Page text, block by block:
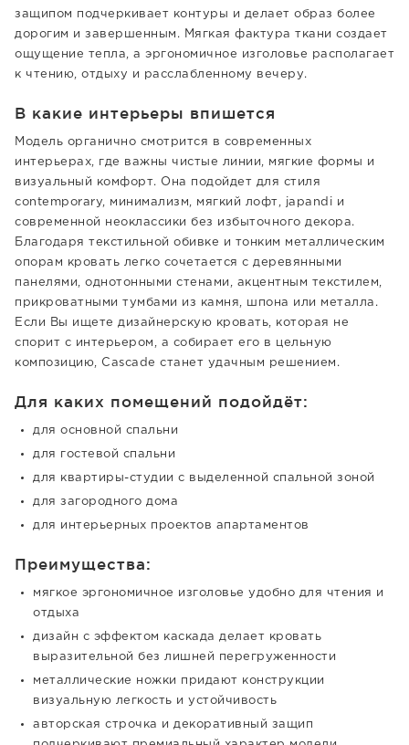
защипом подчеркивает контуры и делает образ более
дорогим и завершенным. Мягкая фактура ткани создает
ощущение тепла, а эргономичное изголовье располагает
к чтению, отдыху и расслабленному вечеру.
В какие интерьеры впишется
Модель органично смотрится в современных
интерьерах, где важны чистые линии, мягкие формы и
визуальный комфорт. Она подойдет для стиля
contemporary, минимализм, мягкий лофт, japandi и
современной неоклассики без избыточного декора.
Благодаря текстильной обивке и тонким металлическим
опорам кровать легко сочетается с деревянными
панелями, однотонными стенами, акцентным текстилем,
прикроватными тумбами из камня, шпона или металла.
Если Вы ищете дизайнерскую кровать, которая не
спорит с интерьером, а собирает его в цельную
композицию, Cascade станет удачным решением.
Для каких помещений подойдёт:
для основной спальни
для гостевой спальни
для квартиры-студии с выделенной спальной зоной
для загородного дома
для интерьерных проектов апартаментов
Преимущества:
мягкое эргономичное изголовье удобно для чтения и
отдыха
дизайн с эффектом каскада делает кровать
выразительной без лишней перегруженности
металлические ножки придают конструкции
визуальную легкость и устойчивость
авторская строчка и декоративный защип